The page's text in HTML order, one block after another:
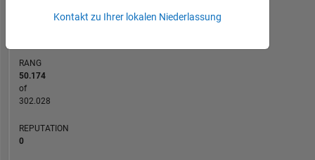
ZEITACHSE
RANG
50.174
of
302.028
REPUTATION
0
Kontakt zu Ihrer lokalen Niederlassung